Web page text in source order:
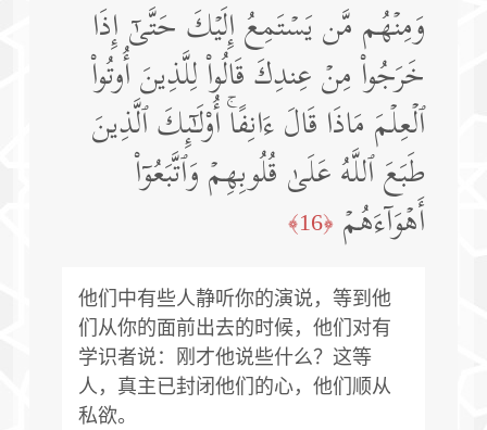
وَمِنۡهُم مَّن یَسۡتَمِعُ إِلَیۡكَ حَتَّىٰۤ إِذَا
خَرَجُوا۟ مِنۡ عِندِكَ قَالُوا۟ لِلَّذِینَ أُوتُوا۟
ٱلۡعِلۡمَ مَاذَا قَالَ ءَانِفًاۚ أُو۟لَـٰۤىِٕكَ ٱلَّذِینَ
طَبَعَ ٱللَّهُ عَلَىٰ قُلُوبِهِمۡ وَٱتَّبَعُوۤا۟
أَهۡوَاۤءَهُمۡ ﴿16﴾
他们中有些人静听你的演说，等到他
们从你的面前出去的时候，他们对有
学识者说：刚才他说些什么？这等
人，真主已封闭他们的心，他们顺从
私欲。